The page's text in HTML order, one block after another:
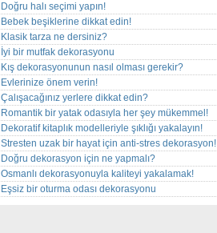
Doğru halı seçimi yapın!
Bebek beşiklerine dikkat edin!
Klasik tarza ne dersiniz?
İyi bir mutfak dekorasyonu
Kış dekorasyonunun nasıl olması gerekir?
Evlerinize önem verin!
Çalışacağınız yerlere dikkat edin?
Romantik bir yatak odasıyla her şey mükemmel!
Dekoratif kitaplık modelleriyle şıklığı yakalayın!
Stresten uzak bir hayat için anti-stres dekorasyon!
Doğru dekorasyon için ne yapmalı?
Osmanlı dekorasyonuyla kaliteyi yakalamak!
Eşsiz bir oturma odası dekorasyonu